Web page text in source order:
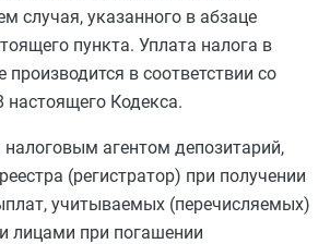
случая, указанного в абзаце
пункта. Уплата налога в
производится в соответствии со
настоящего Кодекса.
налоговым агентом депозитарий,
(регистратор) при получении
учитываемых (перечисляемых)
лицами при погашении